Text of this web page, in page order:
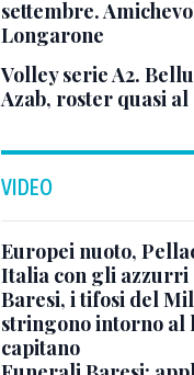
settembre.
Longarone
Volley serie A2.
Azab, roster quasi
VIDEO
Europei nuoto,
Italia con gli azzurri
Baresi, i tifosi del
stringono intorno al
capitano